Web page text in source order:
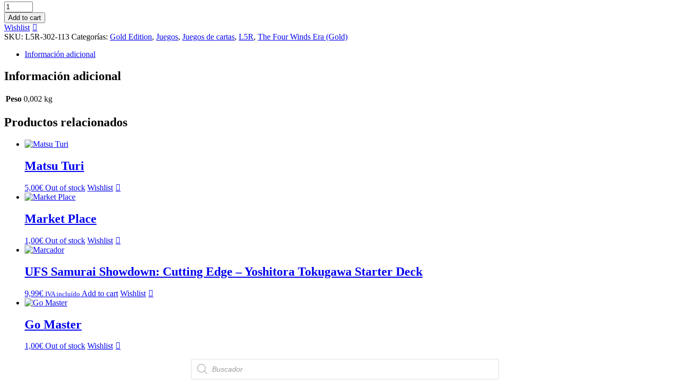
Encircled
Terrain
cantidad
Add to cart
Wishlist
SKU: L5R-302-113 Categorías: Gold Edition, Juegos, Juegos de cartas, L5R, The Four Winds Era (Gold)
Información adicional
Información adicional
Peso 0,002 kg
Productos relacionados
Matsu Turi
5,00€ Out of stock Wishlist
Market Place
1,00€ Out of stock Wishlist
UFS Samurai Showdown: Cutting Edge – Yoshitora Tokugawa Starter Deck
9,99€ IVA incluído Add to cart Wishlist
Go Master
1,00€ Out of stock Wishlist
Búsqueda
de
productos